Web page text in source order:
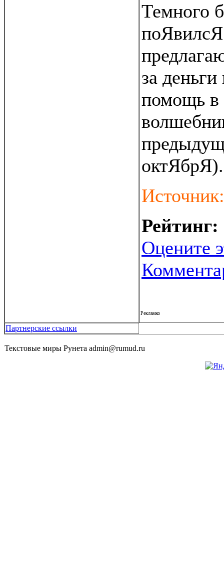
Темного
за
помощь в
октЯбрЯ).
Рейтинг:
Оцените
Рекламко
Партнерские ссылки
Текстовые миры Рунета admin@rumud.ru